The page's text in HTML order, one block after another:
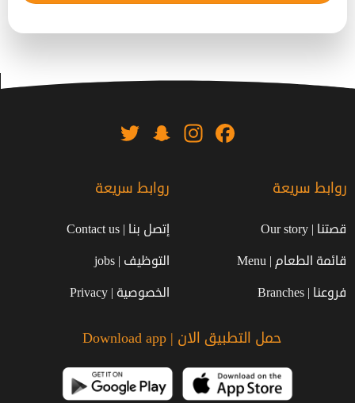
Facebook
Instagram
Snapchat
روابط سريعة
قصتنا | Our story
قائمة الطعام | Menu
فروعنا | Branches
روابط سريعة
إتصل بنا | Contact us
التوظيف | jobs
الخصوصية | Privacy
حمل التطبيق الان | Download app